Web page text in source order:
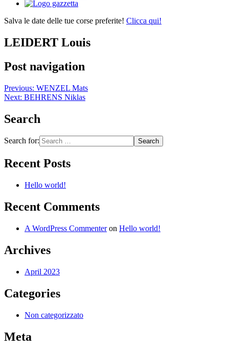
Salva le date delle tue corse preferite! Clicca qui!
LEIDERT Louis
Post navigation
Previous: WENZEL Mats
Next: BEHRENS Niklas
Search
Search for:
Recent Posts
Hello world!
Recent Comments
A WordPress Commenteron Hello world!
Archives
April 2023
Categories
Non categorizzato
Meta